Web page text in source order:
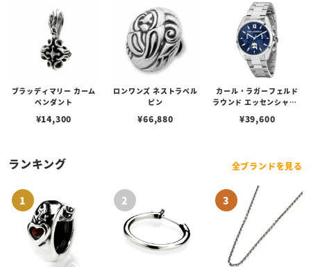
ブラッディマリー カーム
ペンダント
¥14,300
ロンワンズ ネストラペル
ピン
¥66,880
カール・ラガーフェルド
ラウンド エッセンシャル -
イコン ダイヤル シルバー
¥39,600
ランキング 全ブランドを見る